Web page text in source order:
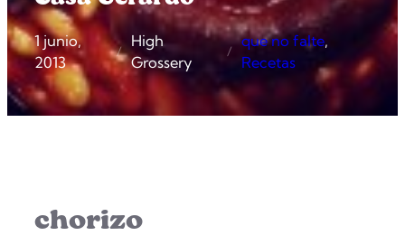
1 junio,
2013
/
High
Grossery
/
que no falte
Recetas
chorizo